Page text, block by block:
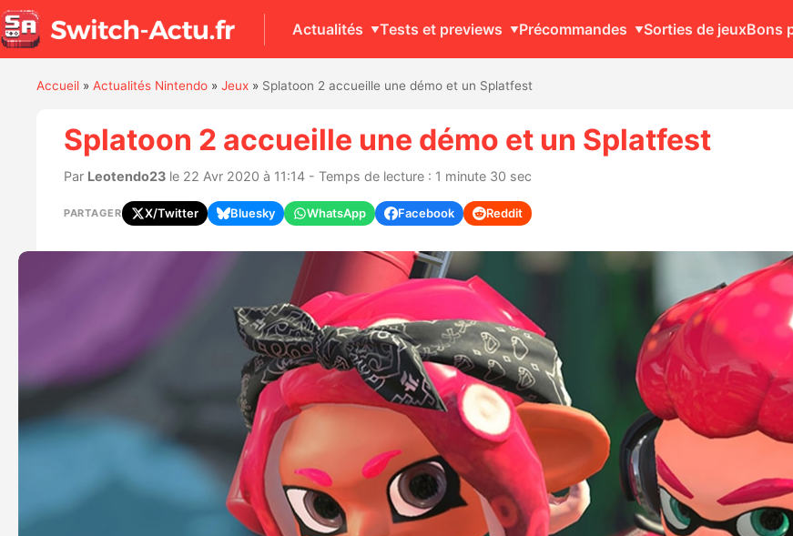
Actualités Tests et previews Précommandes Sorties de jeuxBons
Accueil» Actualités Nintendo» Jeux» Splatoon 2 accueille une démo et un Splatfest
Splatoon 2 accueille une démo et un Splatfest
Par Leotendo23le 22 Avr 2020 à 11:14 - Temps de lecture : 1 minute 30 sec
PARTAGER X/Twitter Bluesky WhatsApp Facebook Reddit